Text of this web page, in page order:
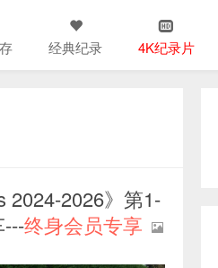
经典纪录 4K纪录片
2024-2026》第1-
终身会员专享